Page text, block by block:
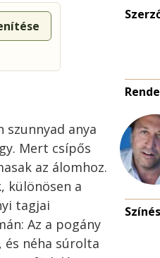
szunnyad anya
Mert csípős
az álomhoz.
különösen a
tagjai
Az a pogány
és néha súrolta